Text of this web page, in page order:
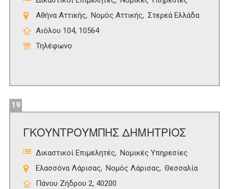
Αθήνα Αττικής
Νομός Αττικής
Στερεά Ελλάδα
Αιόλου 104, 10564
Τηλέφωνο
19
ΓΚΟΥΝΤΡΟΥΜΠΗΣ ΔΗΜΗΤΡΙΟΣ
Δικαστικοί Επιμελητές
Νομικές Υπηρεσίες
Ελασσόνα Λάρισας
Νομός Λάρισας
Θεσσαλία
Πάνου Ζήδρου 2, 40200